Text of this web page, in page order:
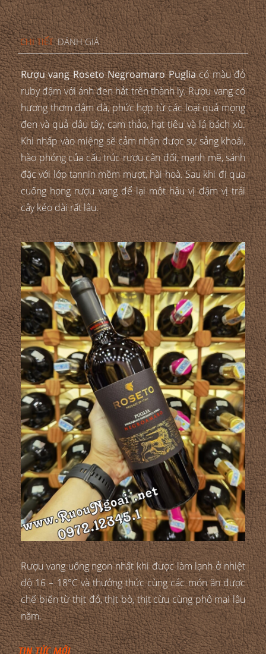
CHI TIẾT ĐÁNH GIÁ
Rượu vang Roseto Negroamaro Pugliacó màu đỏ
ruby đậm với ánh đen hắt trên thành ly. Rượu vang có
hương thơm đậm đà, phức hợp từ các loại quả mọng
đen và quả dâu tây, cam thảo, hạt tiêu và lá bách xù.
Khi nhấp vào miệng sẽ cảm nhận được sự sảng khoái,
hào phóng của cấu trúc rượu cân đối, mạnh mẽ, sánh
đặc với lớp tannin mềm mượt, hài hoà. Sau khi đi qua
cuống họng rượu vang để lại một hậu vị đậm vị trái
cây kéo dài rất lâu.
Rượu vang uống ngon nhất khi được làm lạnh ở nhiệt
độ 16 – 18°C và thưởng thức cùng các món ăn được
chế biến từ thịt đỏ, thịt bò, thịt cừu cùng phô mai lâu
năm.